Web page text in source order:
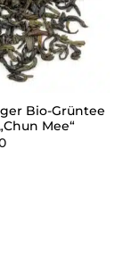
Bio-Grüntee
Mee“